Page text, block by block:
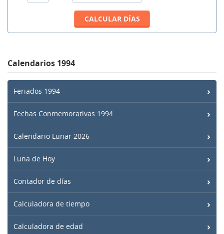
Calendarios 1994
Feriados 1994
Fechas Conmemorativas 1994
Calendario Lunar 2026
Luna de Hoy
Contador de días
Calculadora de tiempo
Calculadora de edad